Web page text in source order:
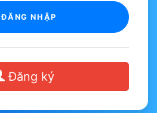
ĐĂNG NHẬP
Đăng ký